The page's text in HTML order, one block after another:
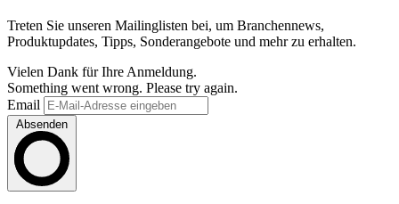
Treten Sie unseren Mailinglisten bei, um Branchennews,
Produktupdates, Tipps, Sonderangebote und mehr zu erhalten.
Vielen Dank für Ihre Anmeldung.
Something went wrong. Please try again.
Email
Absenden